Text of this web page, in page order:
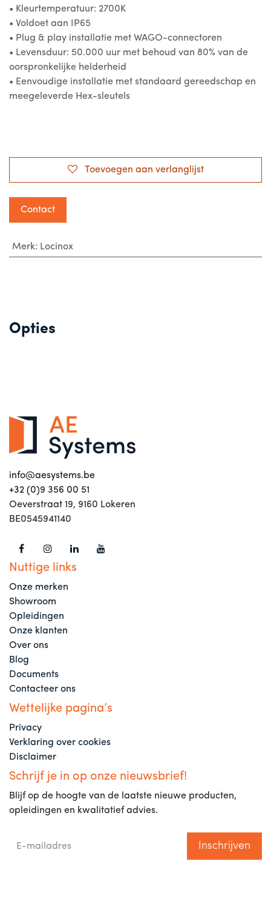
• Kleurtemperatuur: 2700K
• Voldoet aan IP65
• Plug & play installatie met WAGO-connectoren
• Levensduur: 50.000 uur met behoud van 80% van de
oorspronkelijke helderheid
• Eenvoudige installatie met standaard gereedschap en
meegeleverde Hex-sleutels
Toevoegen aan verlanglijst
Contact
Merk: Locinox
Opties
info@aesystems.be
+32 (0)9 356 00 51
Oeverstraat 19, 9160 Lokeren
BE0545941140
Nuttige links
Onze merken
Showroom
Opleidingen
Onze klanten
Over ons
Blog
Documents
Contacteer ons
Wettelijke pagina’s
Privacy
Verklaring over cookies
Disclaimer
Schrijf je in op onze nieuwsbrief!
Blijf op de hoogte van de laatste nieuwe producten,
opleidingen en kwalitatief advies.
Inschrijven